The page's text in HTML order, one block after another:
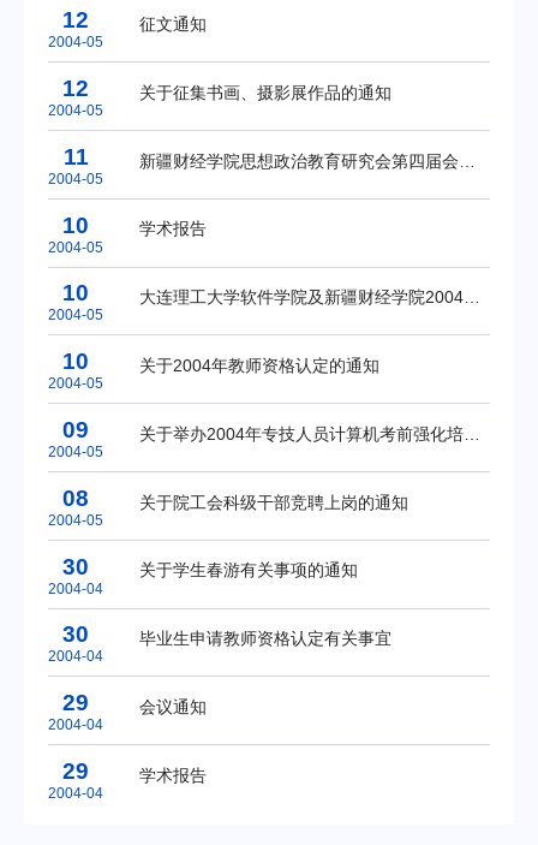
12
2004-05
征文通知
12
2004-05
关于征集书画、摄影展作品的通知
11
2004-05
10
2004-05
学术报告
10
2004-05
10
2004-05
关于2004年教师资格认定的通知
09
2004-05
08
2004-05
关于院工会科级干部竞聘上岗的通知
30
2004-04
关于学生春游有关事项的通知
30
2004-04
毕业生申请教师资格认定有关事宜
29
2004-04
会议通知
29
2004-04
学术报告